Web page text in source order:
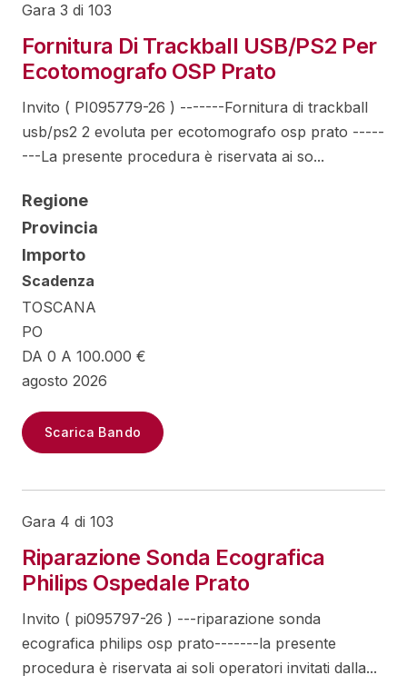
Gara 3 di 103
Fornitura Di Trackball USB/PS2 Per
Ecotomografo OSP Prato
Invito ( PI095779-26 ) -------Fornitura di trackball
usb/ps2 2 evoluta per ecotomografo osp prato -----
---La presente procedura è riservata ai so...
Regione
Provincia
Importo
Scadenza
TOSCANA
PO
DA 0 A 100.000 €
agosto 2026
Scarica Bando
Gara 4 di 103
Riparazione Sonda Ecografica
Philips Ospedale Prato
Invito ( pi095797-26 ) ---riparazione sonda
ecografica philips osp prato-------la presente
procedura è riservata ai soli operatori invitati dalla...